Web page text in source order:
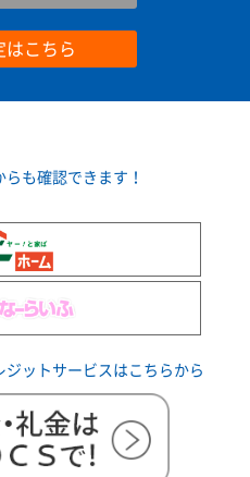
はこちら
も確認できます！
ットサービスはこちらから